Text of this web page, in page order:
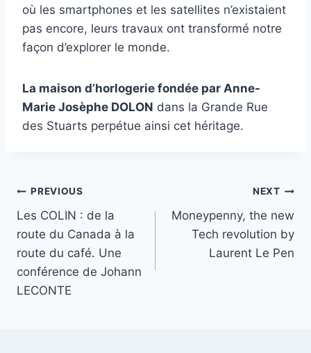
où les smartphones et les satellites n’existaient
pas encore, leurs travaux ont transformé notre
façon d’explorer le monde.
La maison d’horlogerie fondée par Anne-
Marie Josèphe DOLON dans la Grande Rue
des Stuarts perpétue ainsi cet héritage.
Post
navigation
PREVIOUS
Les COLIN : de la
route du Canada à la
route du café. Une
conférence de Johann
LECONTE
NEXT
Moneypenny, the new
Tech revolution by
Laurent Le Pen